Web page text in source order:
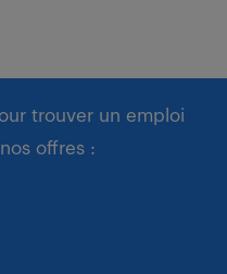
trouver un emploi
offres :